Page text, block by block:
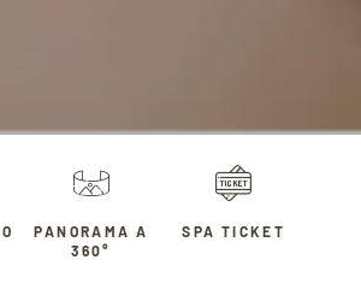
PANORAMA A
360°
SPA TICKET